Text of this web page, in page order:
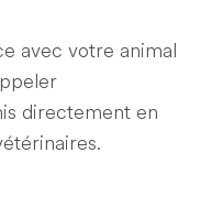
avec votre animal
directement en